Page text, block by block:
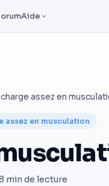
Aide
assez en musculation
min de lecture